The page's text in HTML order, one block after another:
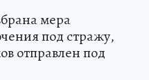
мера
под стражу,
отправлен под